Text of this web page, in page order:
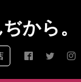
から。